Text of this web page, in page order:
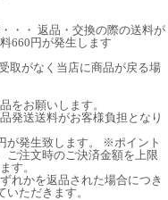
・・ 返品・交換の際の送料が
660円が発生します
取がなく当店に商品が戻る場
をお願いします。
発送送料がお客様負担となり
が発生致します。 ※ポイント
ご注文時のご決済金額を上限
す。
れかを返品された場合につき
ただきます。